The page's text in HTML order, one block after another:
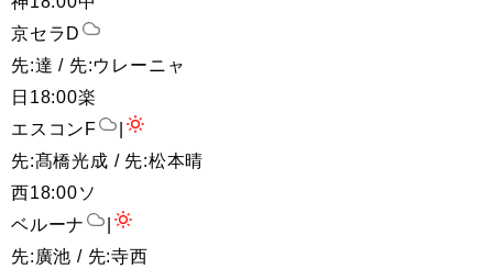
京セラD
先:達 / 先:ウレーニャ
日 18:00楽
エスコンF
先:髙橋光成 / 先:松本晴
西18:00ソ
ベルーナ
先:廣池 / 先:寺西